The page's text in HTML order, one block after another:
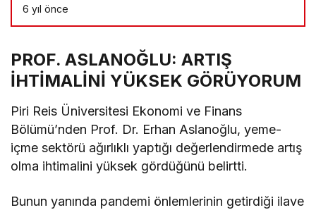
6 yıl önce
PROF. ASLANOĞLU: ARTIŞ
İHTİMALİNİ YÜKSEK GÖRÜYORUM
Piri Reis Üniversitesi Ekonomi ve Finans
Bölümü’nden Prof. Dr. Erhan Aslanoğlu, yeme-
içme sektörü ağırlıklı yaptığı değerlendirmede artış
olma ihtimalini yüksek gördüğünü belirtti.
Bunun yanında pandemi önlemlerinin getirdiği ilave